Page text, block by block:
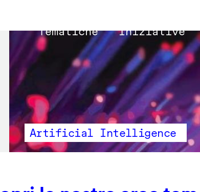
Main
navigation
Tematiche Iniziative
Artificial Intelligence